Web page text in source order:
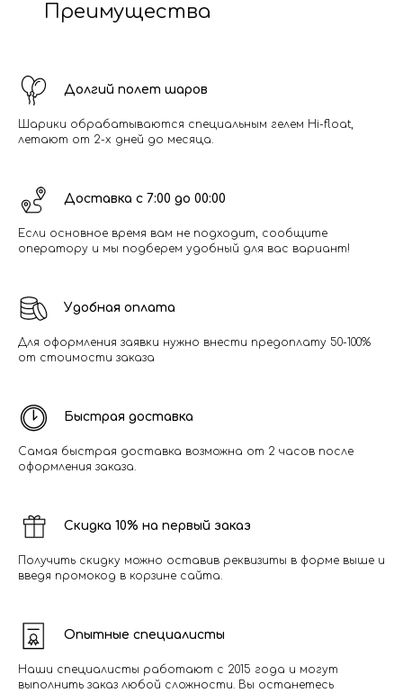
Преимущества
Долгий полет шаров
Шарики обрабатываются специальным гелем Hi-float,
летают от 2-х дней до месяца.
Доставка с 7:00 до 00:00
Если основное время вам не подходит, сообщите
оператору и мы подберем удобный для вас вариант!
Удобная оплата
Для оформления заявки нужно внести предоплату 50-100%
от стоимости заказа
Быстрая доставка
Самая быстрая доставка возможна от 2 часов после
оформления заказа.
Скидка 10% на первый заказ
Получить скидку можно оставив реквизиты в форме выше и
введя промокод в корзине сайта.
Опытные специалисты
Наши специалисты работают с 2015 года и могут
выполнить заказ любой сложности. Вы останетесь